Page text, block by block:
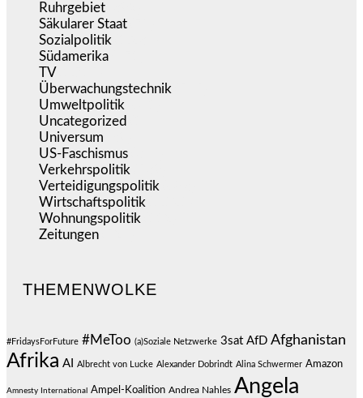
Ruhrgebiet
Säkularer Staat
Sozialpolitik
Südamerika
TV
Überwachungstechnik
Umweltpolitik
Uncategorized
Universum
US-Faschismus
Verkehrspolitik
Verteidigungspolitik
Wirtschaftspolitik
Wohnungspolitik
Zeitungen
THEMENWOLKE
#FridaysForFuture #MeToo (a)Soziale Netzwerke 3sat AfD Afghanistan
Afrika AI Albrecht von Lucke Alexander Dobrindt Alina Schwermer Amazon
Amnesty International Ampel-Koalition Andrea Nahles Angela